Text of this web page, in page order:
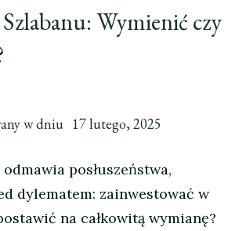
Wymienić czy
w dniu 17 lutego, 2025
posłuszeństwa,
dylematem: zainwestować w
na całkowitą wymianę?